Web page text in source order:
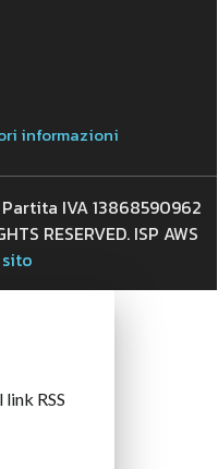
informazioni
IVA 13868590962
RESERVED. ISP AWS
RSS